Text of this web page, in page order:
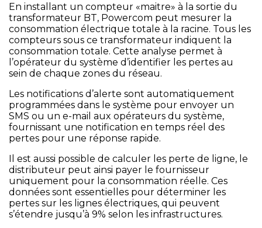
En installant un compteur «maitre» à la sortie du
transformateur BT, Powercom peut mesurer la
consommation électrique totale à la racine. Tous les
compteurs sous ce transformateur indiquent la
consommation totale. Cette analyse permet à
l’opérateur du système d’identifier les pertes au
sein de chaque zones du réseau.
Les notifications d’alerte sont automatiquement
programmées dans le système pour envoyer un
SMS ou un e-mail aux opérateurs du système,
fournissant une notification en temps réel des
pertes pour une réponse rapide.
Il est aussi possible de calculer les perte de ligne, le
distributeur peut ainsi payer le fournisseur
uniquement pour la consommation réelle. Ces
données sont essentielles pour déterminer les
pertes sur les lignes électriques, qui peuvent
s’étendre jusqu’à 9% selon les infrastructures.